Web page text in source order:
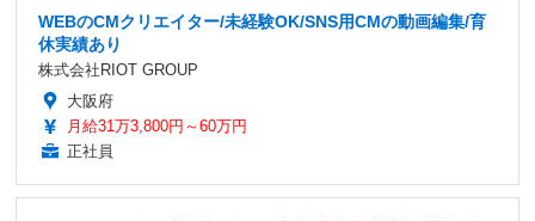
WEBのCMクリエイター/未経験OK/SNS用CMの動画編集/育
休実績あり
株式会社RIOT GROUP
大阪府
月給31万3,800円～60万円
正社員